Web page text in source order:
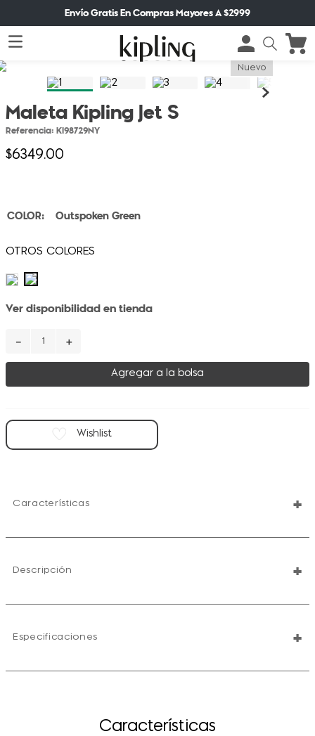
Envío Gratis En Compras Mayores A $2999
Nuevo
Maleta Kipling Jet S
Referencia: KI98729NY
$6349.00
Outspoken Green
Ver disponibilidad en tienda
＋
－
Agregar a la bolsa
Características +
Descripción +
Especificaciones +
Características